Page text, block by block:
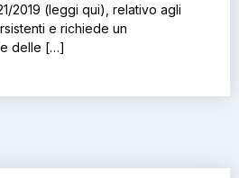
2019 (leggi qui), relativo agli
e richiede un
delle […]